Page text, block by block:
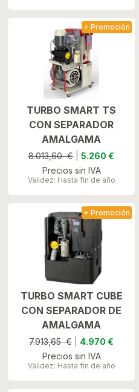
TURBO SMART TS
CON SEPARADOR
AMALGAMA
8.013,60 €
5.260 €
Precios sin IVA
Validez: Hasta fin de año
+ Promoción
TURBO SMART CUBE
CON SEPARADOR DE
AMALGAMA
7.913,65 €
4.970 €
Precios sin IVA
Validez: Hasta fin de año
+ Promoción